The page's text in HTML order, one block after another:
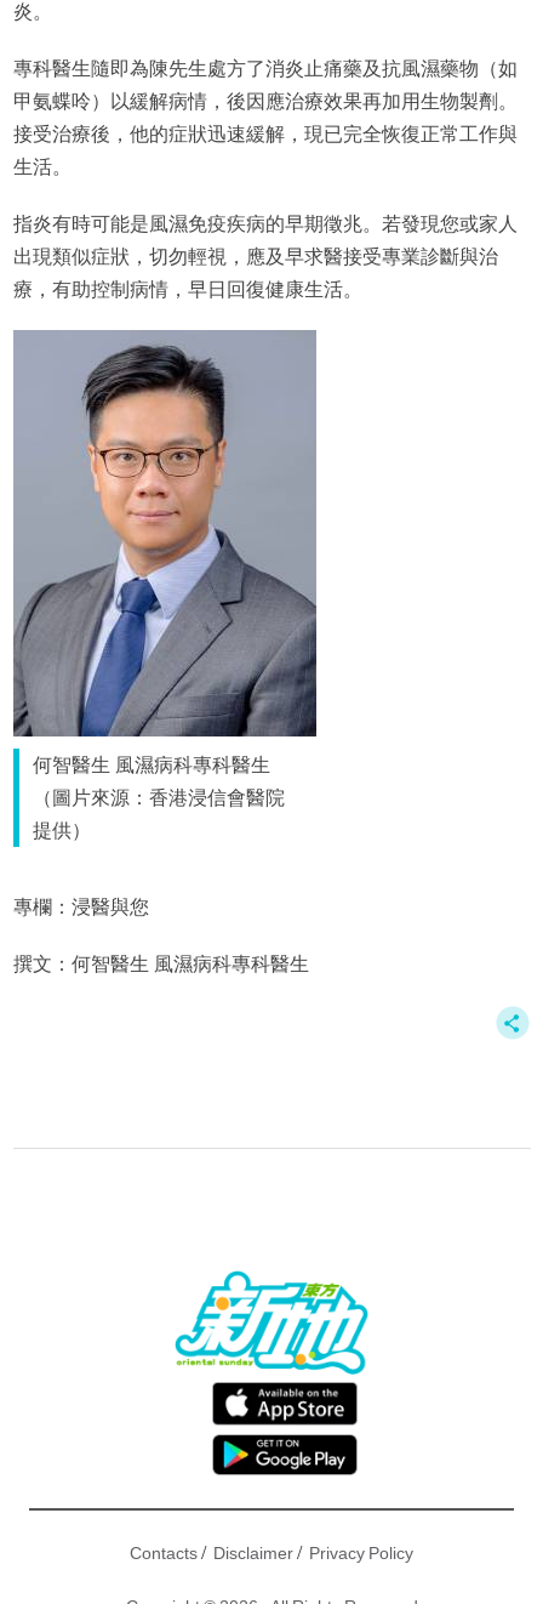
炎。
專科醫生隨即為陳先生處方了消炎止痛藥及抗風濕藥物（如
甲氨蝶呤）以緩解病情，後因應治療效果再加用生物製劑。
接受治療後，他的症狀迅速緩解，現已完全恢復正常工作與
生活。
指炎有時可能是風濕免疫疾病的早期徵兆。若發現您或家人
出現類似症狀，切勿輕視，應及早求醫接受專業診斷與治
療，有助控制病情，早日回復健康生活。
何智醫生 風濕病科專科醫生
（圖片來源：香港浸信會醫院
提供）
專欄：浸醫與您
撰文：何智醫生 風濕病科專科醫生
Contacts/ Disclaimer/ Privacy Policy